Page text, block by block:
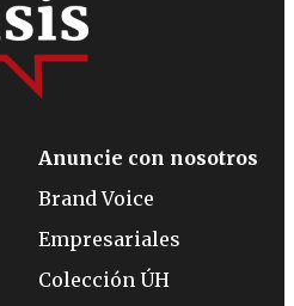
Anuncie con nosotros
Brand Voice
Empresariales
Colección ÚH